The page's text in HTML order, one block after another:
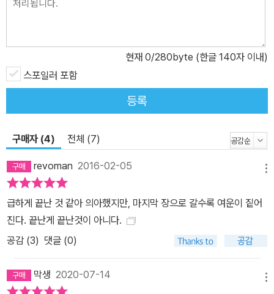
들었던 것, 정신적 가치의 이 엄청난 자료 전체를 가지고 유리알 유희
명상하고 사색했던, 즉 “생각의 유희”라고 할 수 있다. 이런 유희를 통
해 예술과 학문의 극단성을 멀리하고, 삶의 균형과 조화를 찾아가는
것이다. 다시 말해 유희 자체가 과정이자 답이라고 할 수 있다. 특히
헤세는 인도와 중국을 비롯한 동양의 학문에 친숙했고, 나이가 들수
법론에서도 그 영향을 쉽게 찾을 수 있다. 극단을 지양하고 균형과 조
화를 추구하는 주인공 요제프 크네히트와 내용과 형식 면에서 완벽하
게 균형을 이룬 걸작 『유리알 유희』 헤세의 작품 세계는 초기, 중기,
후기로 나뉜다. 1차 세계대전이 발발한 다음 해인 1915년까지인 초
기에는 『수레바퀴 아래서』와 같은 신낭만주의 경향의 작품이 주를 이
에 결정적 변화가 일어나는데, 이때 헤세는 반전 메시지가 담긴 글을
정신분석학적 치료를 받는다. 이 시기의 대표작이 『데미안』, 『황야의
현재 0/280byte (한글 140자 이내)
스포일러 포함
등록
구매자 (4) 전체 (7)
revoman 2016-02-05
급하게 끝난 것 같아 의아했지만, 마지막 장으로 갈수록 여운이 짙어
진다. 끝난게 끝난것이 아니다.
공감 (3) 댓글 (0)
막생 2020-07-14